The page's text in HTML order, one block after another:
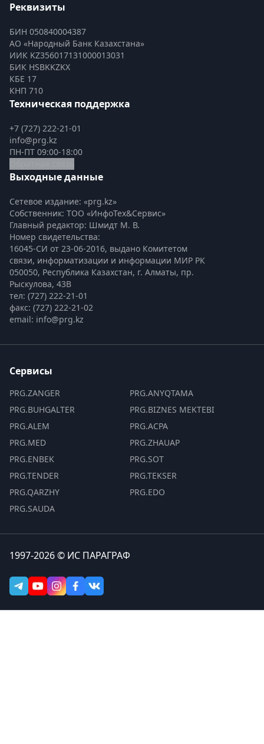
Реквизиты
БИН 050840004387
АО «Народный Банк Казахстана»
ИИК KZ356017131000013031
БИК HSBKKZKX
КБЕ 17
КНП 710
Техническая поддержка
+7 (727) 222-21-01
info@prg.kz
ПН-ПТ 09:00-18:00
Выходные данные
Сетевое издание: «prg.kz»
Собственник: ТОО «ИнфоТех&Сервис»
Главный редактор: Шмидт М. В.
Номер свидетельства:
16045-СИ от 23-06-2016, выдано Комитетом
связи, информатизации и информации МИР РК
050050, Республика Казахстан, г. Алматы, пр.
Рыскулова, 43В
тел: (727) 222-21-01
факс: (727) 222-21-02
email: info@prg.kz
Сервисы
PRG.ZANGER
PRG.BUHGALTER
PRG.ALEM
PRG.MED
PRG.ENBEK
PRG.TENDER
PRG.QARZHY
PRG.SAUDA
PRG.ANYQTAMA
PRG.BIZNES MEKTEBI
PRG.ACPA
PRG.ZHAUAP
PRG.SOT
PRG.TEKSER
PRG.EDO
1997-2026 © ИС ПАРАГРАФ